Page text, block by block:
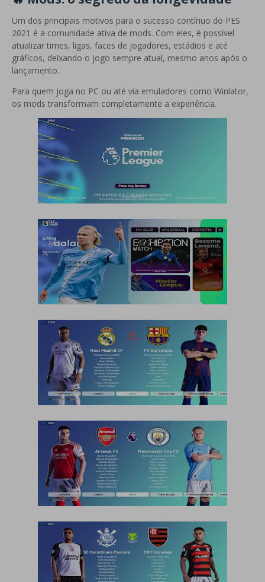
Um dos principais motivos para o sucesso contínuo do PES
2021 é a comunidade ativa de mods. Com eles, é possível
atualizar times, ligas, faces de jogadores, estádios e até
gráficos, deixando o jogo sempre atual, mesmo anos após o
lançamento.
Para quem joga no PC ou até via emuladores como Winlator,
os mods transformam completamente a experiência.